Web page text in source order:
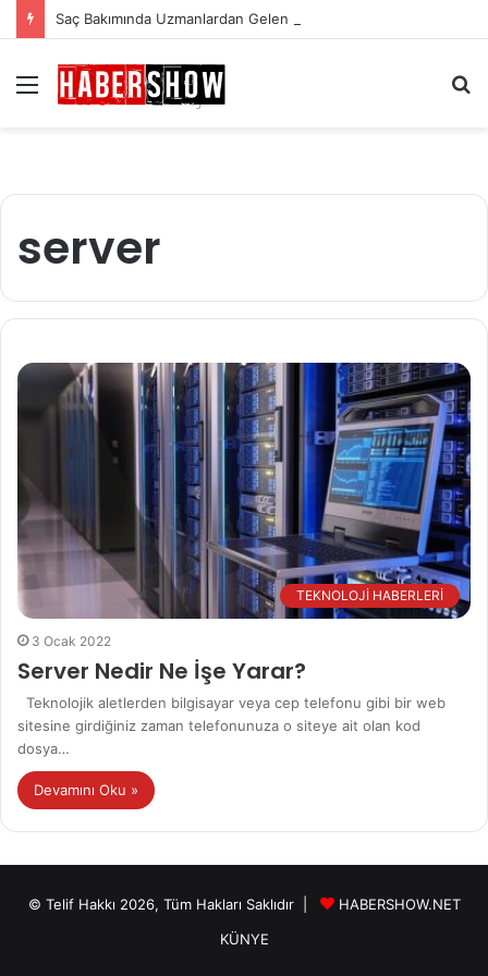
Saç Bakımında Uzmanlardan Gelen En Önemli İpuçları
Menü
server
TEKNOLOJİ HABERLERİ
3 Ocak 2022
Server Nedir Ne İşe Yarar?
Teknolojik aletlerden bilgisayar veya cep telefonu gibi bir web
sitesine girdiğiniz zaman telefonunuza o siteye ait olan kod
dosya…
Devamını Oku »
© Telif Hakkı 2026, Tüm Hakları Saklıdır |
HABERSHOW.NET
KÜNYE